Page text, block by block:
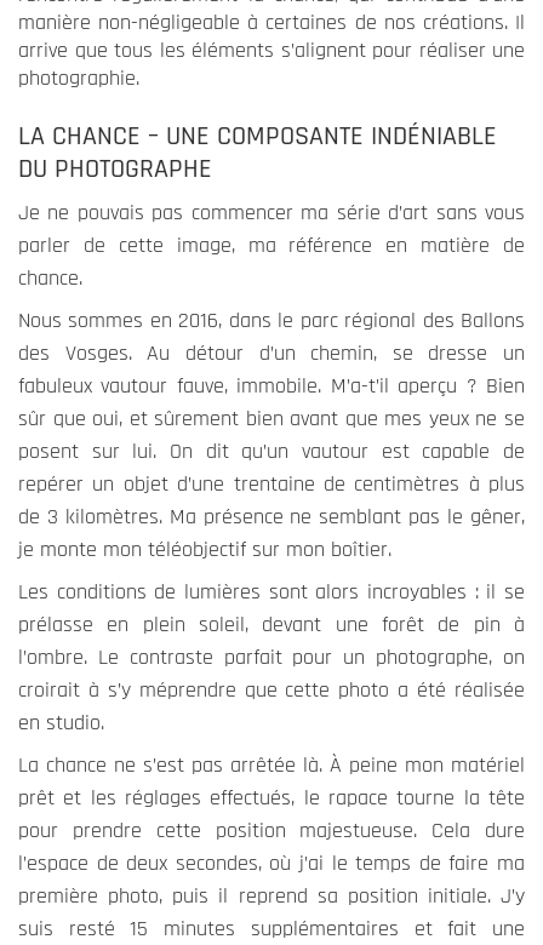
manière non-négligeable à certaines de nos créations. Il
arrive que tous les éléments s’alignent pour réaliser une
photographie.
LA CHANCE – UNE COMPOSANTE INDÉNIABLE
DU PHOTOGRAPHE
Je ne pouvais pas commencer ma série d’art sans vous
parler de cette image, ma référence en matière de
chance.
Nous sommes en 2016, dans le parc régional des Ballons
des Vosges. Au détour d’un chemin, se dresse un
fabuleux vautour fauve, immobile. M’a-t’il aperçu ? Bien
sûr que oui, et sûrement bien avant que mes yeux ne se
posent sur lui. On dit qu’un vautour est capable de
repérer un objet d’une trentaine de centimètres à plus
de 3 kilomètres. Ma présence ne semblant pas le gêner,
je monte mon téléobjectif sur mon boîtier.
Les conditions de lumières sont alors incroyables : il se
prélasse en plein soleil, devant une forêt de pin à
l’ombre. Le contraste parfait pour un photographe, on
croirait à s’y méprendre que cette photo a été réalisée
en studio.
La chance ne s’est pas arrêtée là. À peine mon matériel
prêt et les réglages effectués, le rapace tourne la tête
pour prendre cette position majestueuse. Cela dure
l’espace de deux secondes, où j’ai le temps de faire ma
première photo, puis il reprend sa position initiale. J’y
suis resté 15 minutes supplémentaires et fait une
permettent
durant votre
visite sur
vous les
refusez,
certains
fonctionnalités
ne seront plus
disponible.